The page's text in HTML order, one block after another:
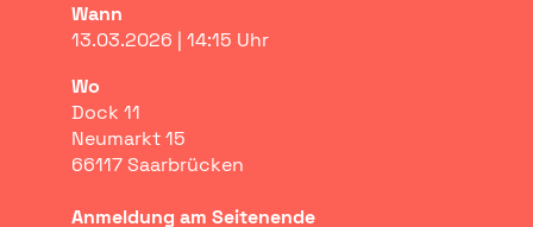
Wann
13.03.2026 | 14:15 Uhr
Wo
Dock 11
Neumarkt 15
66117 Saarbrücken
Anmeldung am Seitenende